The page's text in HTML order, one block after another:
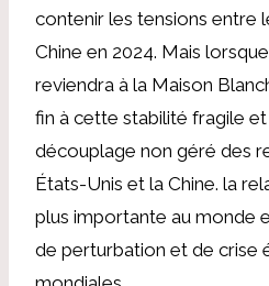
contenir les tensions entre
Chine en 2024. Mais
reviendra à la Maison
fin à cette stabilité fragile
découplage non géré des
États-Unis et la Chine. la
plus importante au monde
de perturbation et de crise